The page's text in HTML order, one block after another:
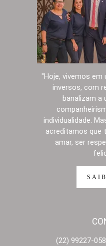
"Hoje, vivemos
inversos, com
banalizam a
individualidade.
acreditamos que
amar, ser
(22) 99227-